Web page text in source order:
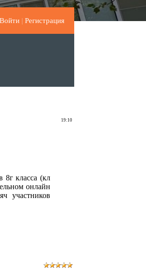
Войти | Регистрация
19:10
8г класса (кл
онлайн
участников